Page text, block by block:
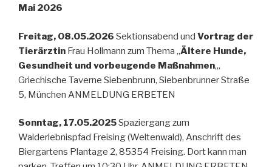
Mai 2026
Freitag, 08.05.2026 Sektionsabend und Vortrag der
Tierärztin Frau Hollmann zum Thema „Ältere Hunde,
Gesundheit und vorbeugende Maßnahmen„,
Griechische Taverne Siebenbrunn, Siebenbrunner Straße
5, München ANMELDUNG ERBETEN
Sonntag, 17.05.2025Spaziergang zum
Walderlebnispfad Freising (Weltenwald), Anschrift des
Biergartens Plantage 2, 85354 Freising. Dort kann man